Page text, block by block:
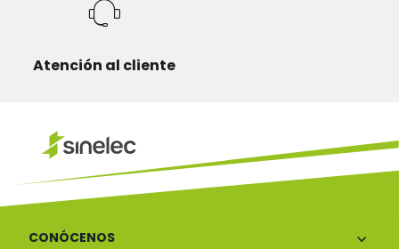
Atención al cliente
CONÓCENOS